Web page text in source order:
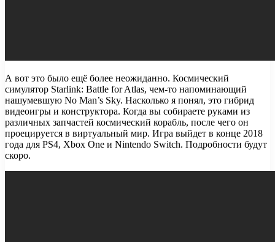
А вот это было ещё более неожиданно. Космический
симулятор Starlink: Battle for Atlas, чем-то напоминающий
нашумевшую No Man’s Sky. Насколько я понял, это гибрид
видеоигры и конструктора. Когда вы собираете руками из
различных запчастей космический корабль, после чего он
проецируется в виртуальный мир. Игра выйдет в конце 2018
года для PS4, Xbox One и Nintendo Switch. Подробности будут
скоро.